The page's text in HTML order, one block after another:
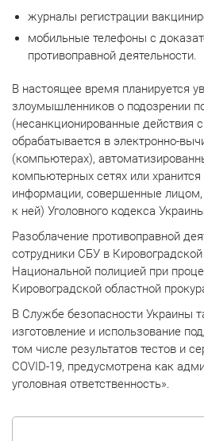
журналы регистрации
мобильные телефоны с
противоправной деятельности.
В настоящее время планируется
злоумышленников о подозрении
(несанкционированные действия
обрабатывается в электронно-
(компьютерах),
компьютерных сетях или хранится
информации, совершенные
к ней) Уголовного кодекса
Разоблачение противоправной
сотрудники СБУ в
Национальной полицией при
Кировоградской областной
В Службе безопасности Украины
изготовление и использование
том числе результатов тестов и
COVID-19, предусмотрена как
уголовная ответственность».